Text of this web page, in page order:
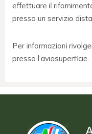
effettuare il
presso un servizio
Per informazioni
presso l’aviosuperficie.